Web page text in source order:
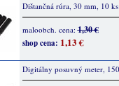
Dištančná rúra, 30 mm, 10 ks
maloobch. cena:1,30 €
shop cena: 1,13 €
Digitálny posuvný meter,